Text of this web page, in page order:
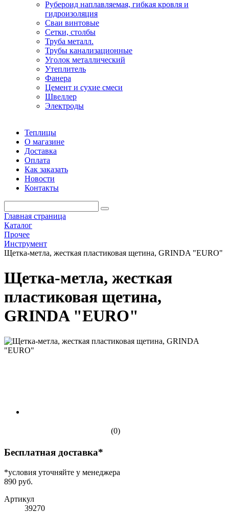
Рубероид наплавляемая, гибкая кровля и
гидроизоляция
Сваи винтовые
Сетки, столбы
Труба металл.
Трубы канализационные
Уголок металлический
Утеплитель
Фанера
Цемент и сухие смеси
Швеллер
Электроды
Теплицы
О магазине
Доставка
Оплата
Как заказать
Новости
Контакты
Главная страница
Каталог
Прочее
Инструмент
Щетка-метла, жесткая пластиковая щетина, GRINDA "EURO"
Щетка-метла, жесткая
пластиковая щетина,
GRINDA "EURO"
(0)
Бесплатная доставка*
*условия уточняйте у менеджера
890 руб.
Артикул
39270